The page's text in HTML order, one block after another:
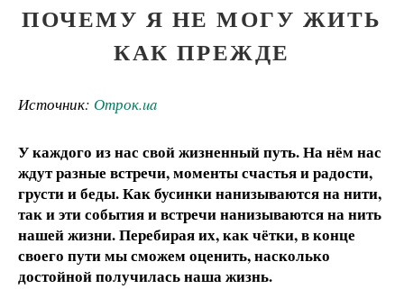
ПОЧЕМУ Я НЕ МОГУ ЖИТЬ
КАК ПРЕЖДЕ
Источник: Отрок.ua
У каждого из нас свой жизненный путь. На нём нас
ждут разные встречи, моменты счастья и радости,
грусти и беды. Как бусинки нанизываются на нити,
так и эти события и встречи нанизываются на нить
нашей жизни. Перебирая их, как чётки, в конце
своего пути мы сможем оценить, насколько
достойной получилась наша жизнь.